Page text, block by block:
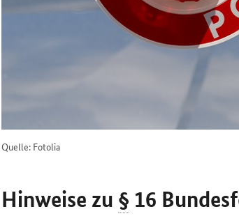
Quelle: Fotolia
Hinweise zu § 16